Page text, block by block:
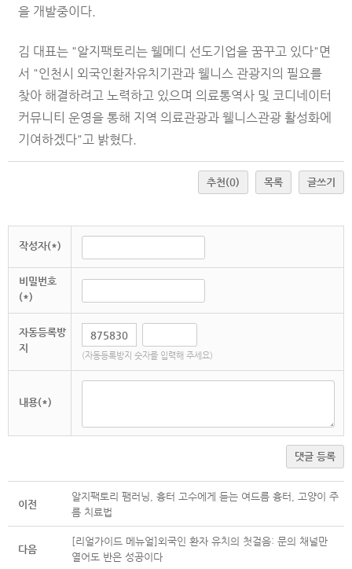
을 개발중이다.
김 대표는 "알지팩토리는 웰메디 선도기업을 꿈꾸고 있다"면
서 "인천시 외국인환자유치기관과 웰니스 관광지의 필요를
찾아 해결하려고 노력하고 있으며 의료통역사 및 코디네이터
커뮤니티 운영을 통해 지역 의료관광과 웰니스관광 활성화에
기여하겠다"고 밝혔다.
추천(0) 목록 글쓰기
작성자(*)
비밀번호
(*)
자동등록방
지
(자동등록방지 숫자를 입력해 주세요)
내용(*)
댓글 등록
이전
알지팩토리 팸러닝, 흉터 고수에게 듣는 여드름 흉터, 고양이 주
름 치료법
다음
[리얼가이드 메뉴얼]외국인 환자 유치의 첫걸음: 문의 채널만
열어도 반은 성공이다